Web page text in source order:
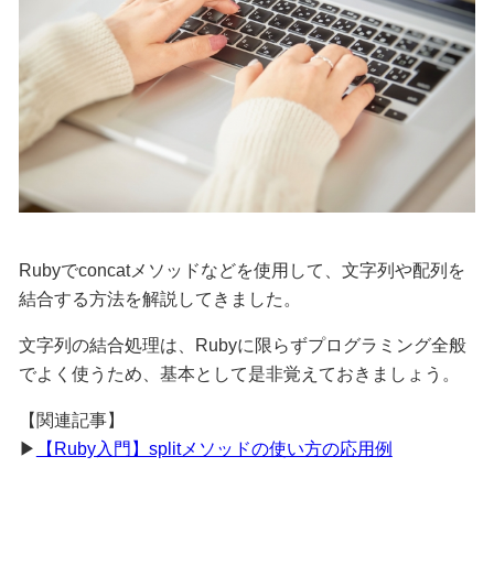
Rubyでconcatメソッドなどを使用して、文字列や配列を
結合する方法を解説してきました。
文字列の結合処理は、Rubyに限らずプログラミング全般
でよく使うため、基本として是非覚えておきましょう。
【関連記事】
▶
【Ruby入門】splitメソッドの使い方の応用例